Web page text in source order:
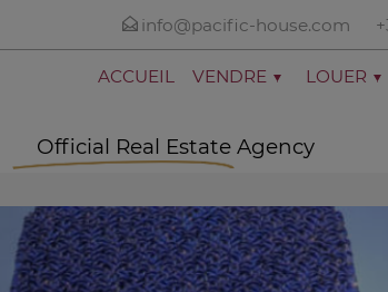
info@pacific-house.com
Official Real Estate Agency
ACCUEIL VENDRE LOUER